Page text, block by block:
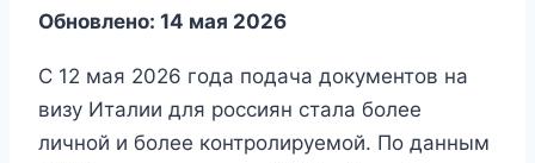
Обновлено: 14 мая 2026
С 12 мая 2026 года подача документов на
визу Италии для россиян стала более
личной и более контролируемой. По данным